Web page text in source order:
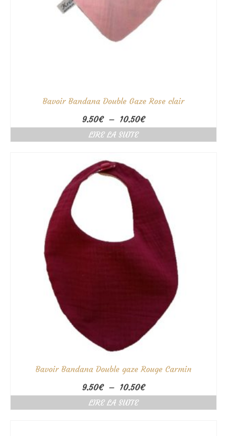
Bavoir Bandana Double Gaze Rose clair
9.50€ – 10.50€Plage
de
LIRE LA SUITE
Bavoir Bandana Double gaze Rouge Carmin
9.50€ – 10.50€Plage
de
LIRE LA SUITE